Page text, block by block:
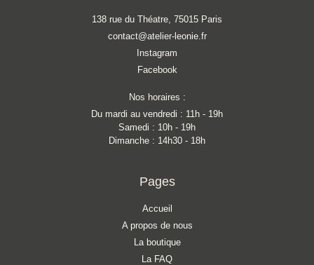
138 rue du Théatre, 75015 Paris
contact@atelier-leonie.fr
Instagram
Facebook
Nos horaires :
Du mardi au vendredi : 11h - 19h
Samedi : 10h - 19h
Dimanche : 14h30 - 18h
Pages
Accueil
A propos de nous
La boutique
La FAQ